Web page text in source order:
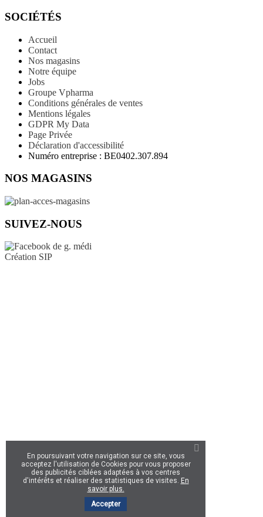
SOCIÉTÉS
Accueil
Contact
Nos magasins
Notre équipe
Jobs
Groupe Vpharma
Conditions générales de ventes
Mentions légales
GDPR My Data
Page Privée
Déclaration d'accessibilité
Numéro entreprise : BE0402.307.894
NOS MAGASINS
SUIVEZ-NOUS
Création SIP
En poursuivant votre navigation sur ce site, vous
acceptez l'utilisation de Cookies pour vous proposer
des publicités ciblées adaptées à vos centres
d'intérêts et réaliser des statistiques de visites. En
savoir plus.
Accepter